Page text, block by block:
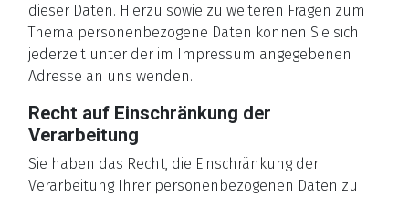
dieser Daten. Hierzu sowie zu weiteren Fragen zum
Thema personenbezogene Daten können Sie sich
jederzeit unter der im Impressum angegebenen
Adresse an uns wenden.
Recht auf Einschränkung der
Verarbeitung
Sie haben das Recht, die Einschränkung der
Verarbeitung Ihrer personenbezogenen Daten zu